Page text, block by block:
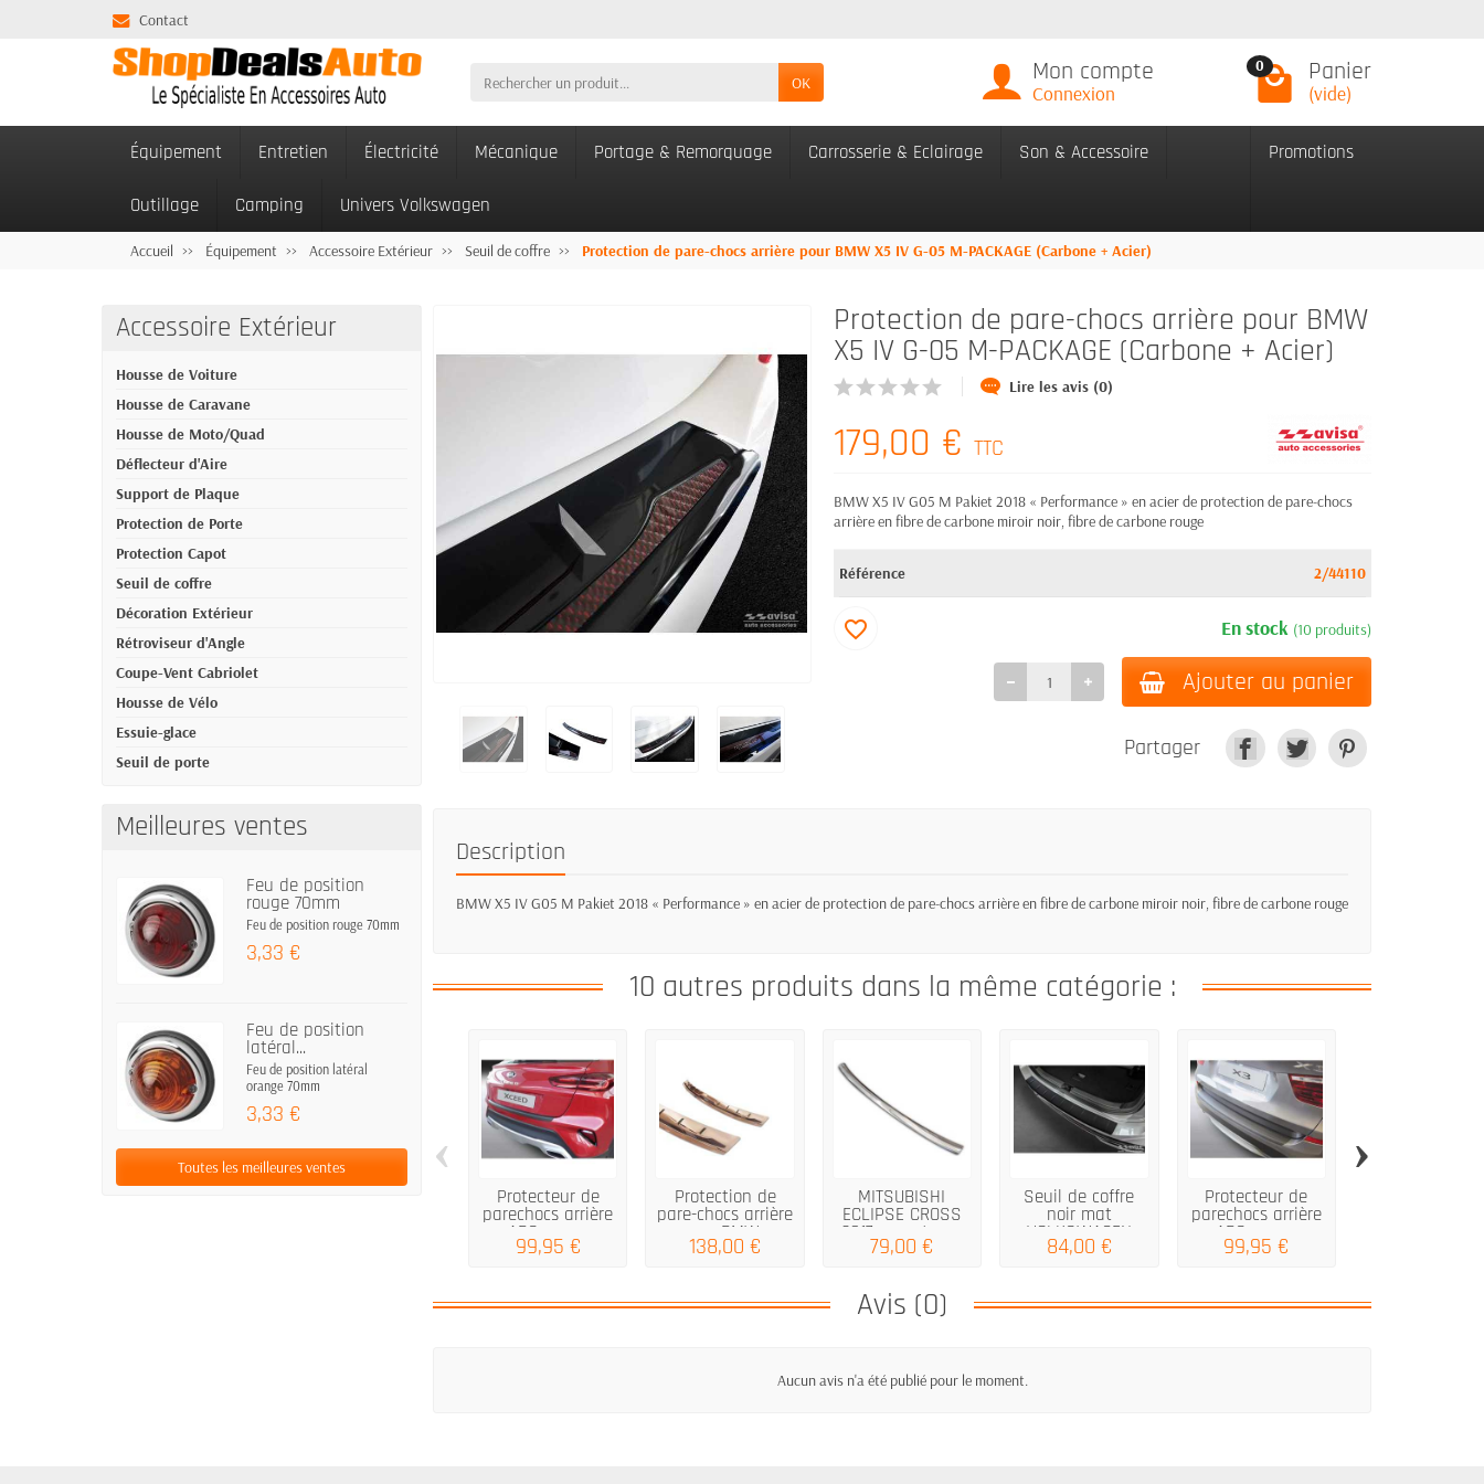
Contact
OK Mon compte
Connexion
0 Panier
(vide)
Équipement Entretien Électricité Mécanique Portage & Remorquage Carrosserie & Eclairage Son & Accessoire
Outillage Camping Univers Volkswagen
Promotions
Accueil Équipement Accessoire Extérieur Seuil de coffre Protection de pare-chocs arrière pour BMW X5 IV G-05 M-PACKAGE (Carbone + Acier)
Accessoire Extérieur
Housse de Voiture
Housse de Caravane
Housse de Moto/Quad
Déflecteur d'Aire
Support de Plaque
Protection de Porte
Protection Capot
Seuil de coffre
Décoration Extérieur
Rétroviseur d'Angle
Coupe-Vent Cabriolet
Housse de Vélo
Essuie-glace
Seuil de porte
Meilleures ventes
Feu de position
rouge 70mm
Feu de position rouge 70mm
3,33 €
Feu de position
latéral...
Feu de position latéral
orange 70mm
3,33 €
Toutes les meilleures ventes
Protection de pare-chocs arrière pour BMW
X5 IV G-05 M-PACKAGE (Carbone + Acier)
Lire les avis (0)
179,00 € TTC
BMW X5 IV G05 M Pakiet 2018 « Performance » en acier de protection de pare-chocs
arrière en fibre de carbone miroir noir, fibre de carbone rouge
Référence 2/44110
En stock (10 produits)
Ajouter au panier
favorite_border
Partager
Description
BMW X5 IV G05 M Pakiet 2018 « Performance » en acier de protection de pare-chocs arrière en fibre de carbone miroir noir, fibre de carbone rouge
10 autres produits dans la même catégorie :
Protecteur de
parechocs arrière
ABS pour...
99,95 €
Protection de
pare-chocs arrière
pour BMW...
138,00 €
MITSUBISHI
ECLIPSE CROSS
2017 argent en...
79,00 €
Seuil de coffre
noir mat
VOLKSWAGEN
PASSAT...
84,00 €
Protecteur de
parechocs arrière
ABS pour...
99,95 €
‹ ›
Avis (0)
Aucun avis n'a été publié pour le moment.